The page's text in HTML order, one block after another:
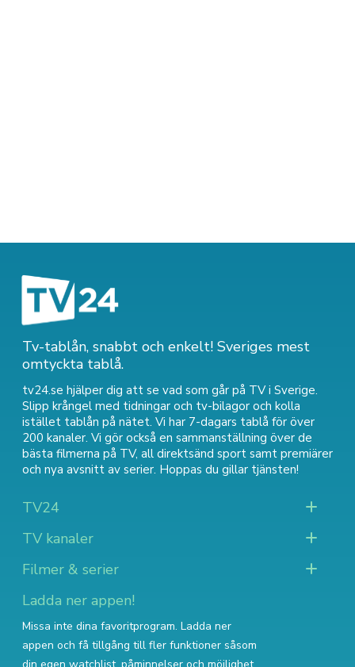
Tv-tablån, snabbt och enkelt! Sveriges mest
omtyckta tablå.
tv24.se hjälper dig att se vad som går på TV i Sverige.
Slipp krångel med tidningar och tv-bilagor och kolla
istället tablån på nätet. Vi har 7-dagars tablå för över
200 kanaler. Vi gör också en sammanställning över de
bästa filmerna på TV, all direktsänd sport samt premiärer
och nya avsnitt av serier. Hoppas du gillar tjänsten!
TV24
TV kanaler
Filmer & serier
Ladda ner appen!
Missa inte dina favoritprogram. Ladda ner
appen och få tillgång till fler funktioner såsom